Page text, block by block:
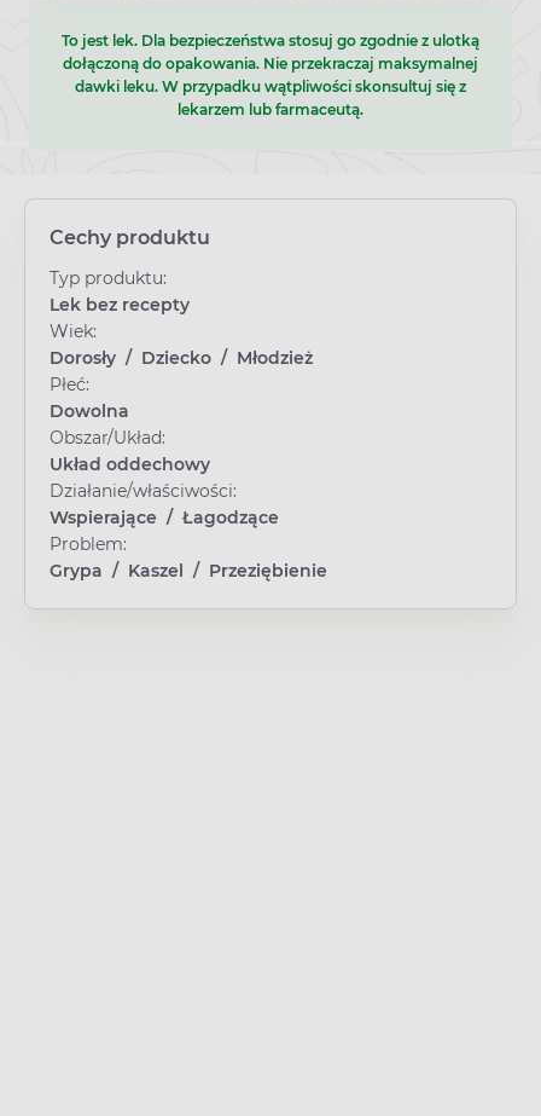
To jest lek. Dla bezpieczeństwa stosuj go zgodnie z ulotką
dołączoną do opakowania. Nie przekraczaj maksymalnej
dawki leku. W przypadku wątpliwości skonsultuj się z
lekarzem lub farmaceutą.
Cechy produktu
Typ produktu:
Lek bez recepty
Wiek:
Dorosły / Dziecko / Młodzież
Płeć:
Dowolna
Obszar/Układ:
Układ oddechowy
Działanie/właściwości:
Wspierające / Łagodzące
Problem:
Grypa / Kaszel / Przeziębienie